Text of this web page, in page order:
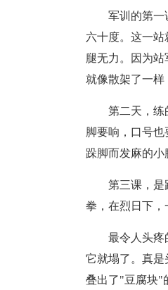
军训的第一
六十度。这一
腿无力。因为站
就像散架了一样
第二天，练
脚要响，口号
跺脚而发麻的小
第三课，是
拳，在烈日下，
最令人头疼
它就塌了。真
叠出了"豆腐块"